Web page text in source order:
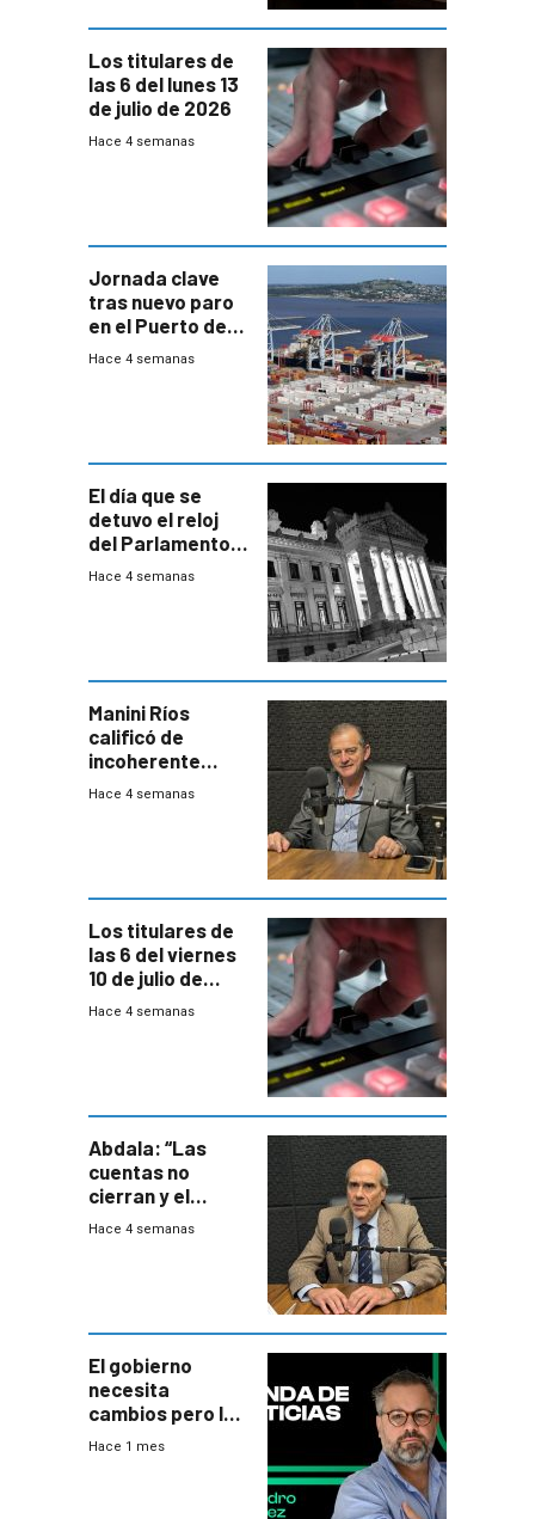
Los titulares de
las 6 del lunes 13
de julio de 2026
Hace 4 semanas
Jornada clave
tras nuevo paro
en el Puerto de
Montevideo
Hace 4 semanas
El día que se
detuvo el reloj
del Parlamento
para negociar
Hace 4 semanas
Manini Ríos
calificó de
incoherente
decisión de
Hace 4 semanas
Los titulares de
las 6 del viernes
10 de julio de
2026
Hace 4 semanas
Abdala: “Las
cuentas no
cierran y el
balance del
Hace 4 semanas
El gobierno
necesita
cambios pero los
ministros tienen
Hace 1 mes